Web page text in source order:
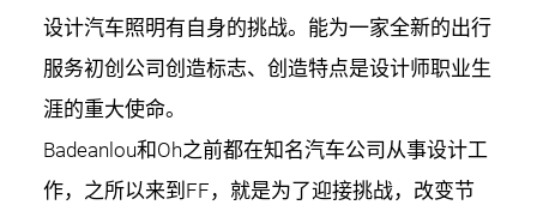
设计汽车照明有自身的挑战。能为一家全新的出行
服务初创公司创造标志、创造特点是设计师职业生
涯的重大使命。
Badeanlou和Oh之前都在知名汽车公司从事设计工
作，之所以来到FF，就是为了迎接挑战，改变节